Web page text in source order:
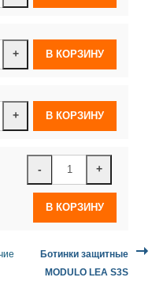
+
+
- +
Ботинки защитные
MODULO LEA S3S